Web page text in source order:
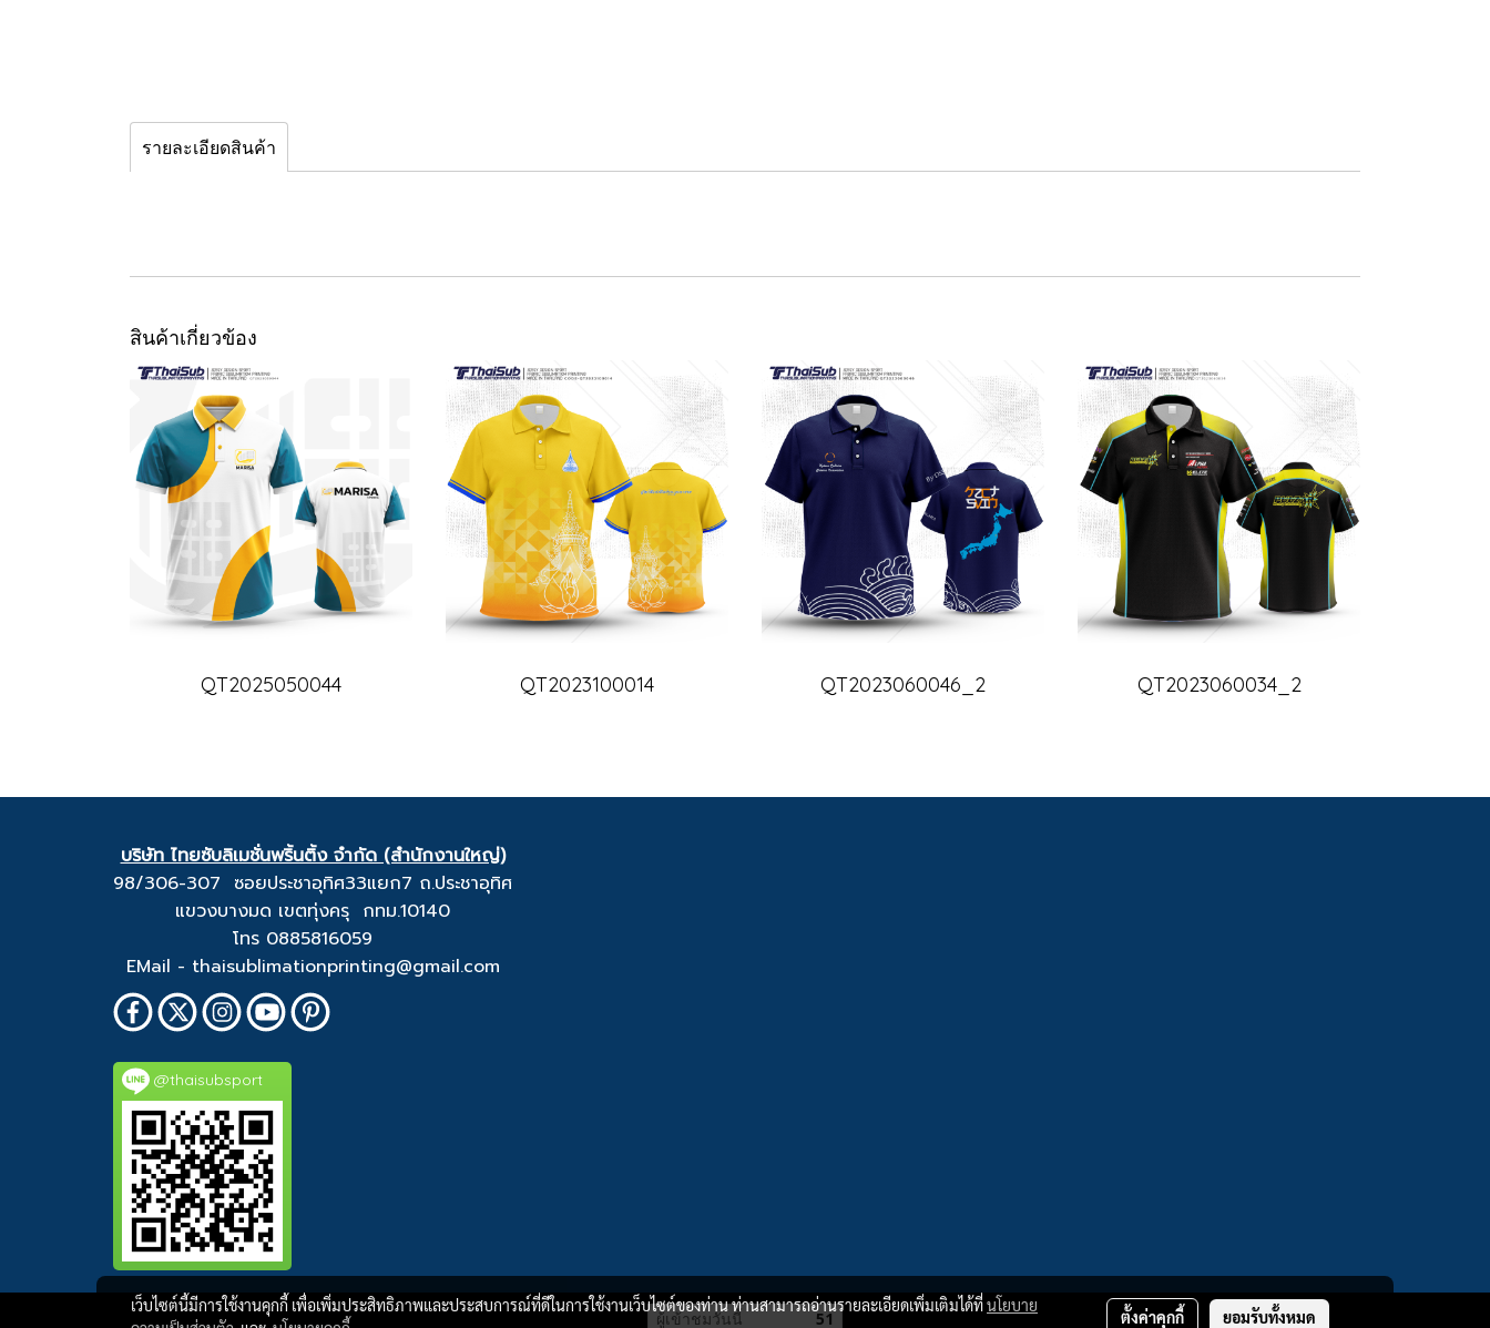
รายละเอียดสินค้า
สินค้าเกี่ยวข้อง
QT2025050044 QT2023100014 QT2023060046_2 QT2023060034_2
บริษัท ไทยซับลิเมชั่นพริ้นติ้ง จำกัด (สำนักงานใหญ่)
98/306-307 ซอยประชาอุทิศ33แยก7 ถ.ประชาอุทิศ
แขวงบางมด เขตทุ่งครุ กทม.10140
โทร 0885816059
EMail - thaisublimationprinting@gmail.com
@thaisubsport
ผู้เข้าชมวันนี้ 51
เว็บไซต์นี้มีการใช้งานคุกกี้ เพื่อเพิ่มประสิทธิภาพและประสบการณ์ที่ดีในการใช้งานเว็บไซต์ของท่าน ท่านสามารถอ่านรายละเอียดเพิ่มเติมได้ที่นโยบาย
ตั้งค่าคุกกี้ ยอมรับทั้งหมด